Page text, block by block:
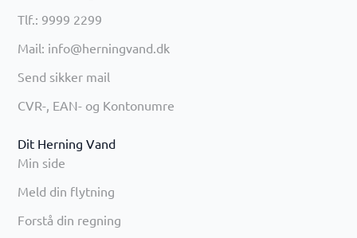
Tlf.: 9999 2299
Mail: info@herningvand.dk
Send sikker mail
CVR-, EAN- og Kontonumre
Dit Herning Vand
Min side
Meld din flytning
Forstå din regning